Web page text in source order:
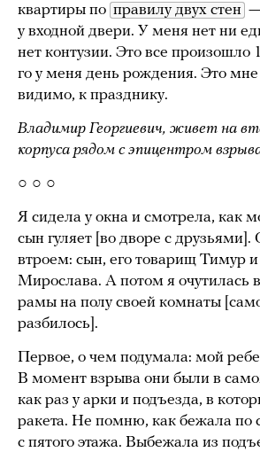
квартиры по правилу двух стен —
у входной двери. У меня нет ни
нет контузии. Это все произошло
го у меня день рождения. Это мне
видимо, к празднику.
Владимир Георгиевич, живет на
корпуса рядом с эпицентром
○ ○ ○
Я сидела у окна и смотрела, как
сын гуляет [во дворе с
втроем: сын, его товарищ Тимур и
Мирослава. А потом я очутилась
рамы на полу своей комнаты
разбилось].
Первое, о чем подумала: мой
В момент взрыва они были в
как раз у арки и подъезда, в
ракета. Не помню, как бежала по
с пятого этажа. Выбежала из